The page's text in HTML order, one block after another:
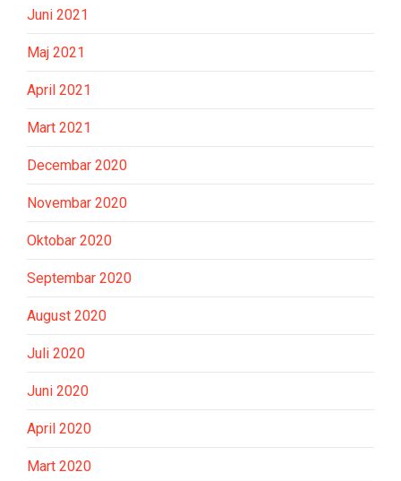
Juni 2021
Maj 2021
April 2021
Mart 2021
Decembar 2020
Novembar 2020
Oktobar 2020
Septembar 2020
August 2020
Juli 2020
Juni 2020
April 2020
Mart 2020